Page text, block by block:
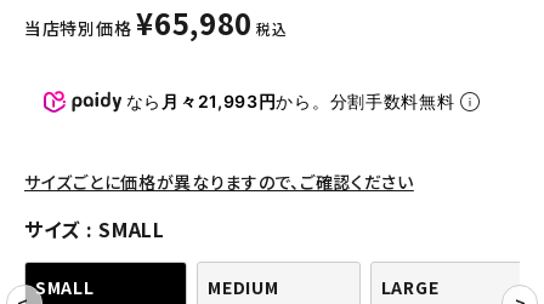
パンツ・ショーツ
SEASON
CONTENTS
当店特別価格 ¥65,980 税込
なら 月々21,993円から。分割手数料無料
サイズごとに価格が異なりますので、ご確認ください
サイズ SMALL
SMALL MEDIUM LARGE